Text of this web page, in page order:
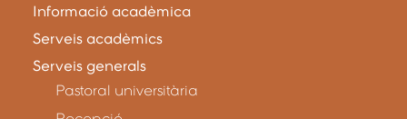
Informació acadèmica
Serveis acadèmics
Serveis generals
Pastoral universitària